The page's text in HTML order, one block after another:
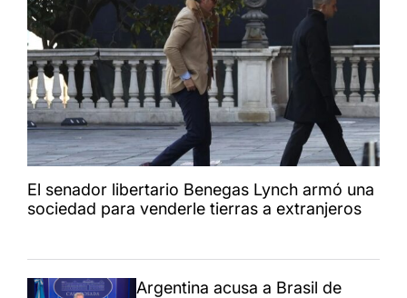
El senador libertario Benegas Lynch armó una
sociedad para venderle tierras a extranjeros
Argentina acusa a Brasil de